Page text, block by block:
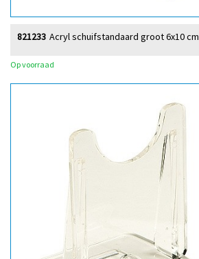
Acryl schuifstandaard groot 6x10 cm
821233
Op voorraad